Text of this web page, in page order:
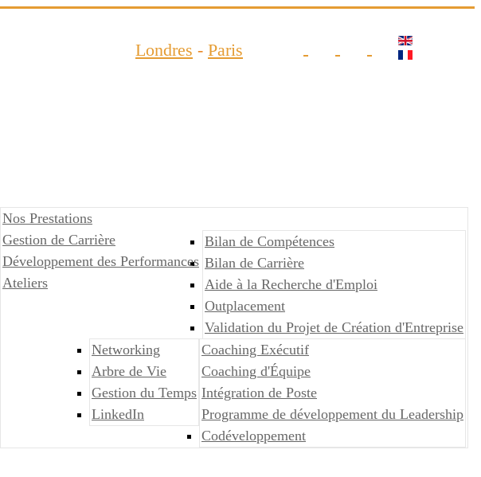
Londres - Paris
Nos Prestations
Gestion de Carrière
Bilan de Compétences
Bilan de Carrière
Aide à la Recherche d'Emploi
Outplacement
Validation du Projet de Création d'Entreprise
Développement des Performances
Coaching Exécutif
Coaching d'Équipe
Intégration de Poste
Programme de développement du Leadership
Codéveloppement
Ateliers
Networking
Arbre de Vie
Gestion du Temps
LinkedIn